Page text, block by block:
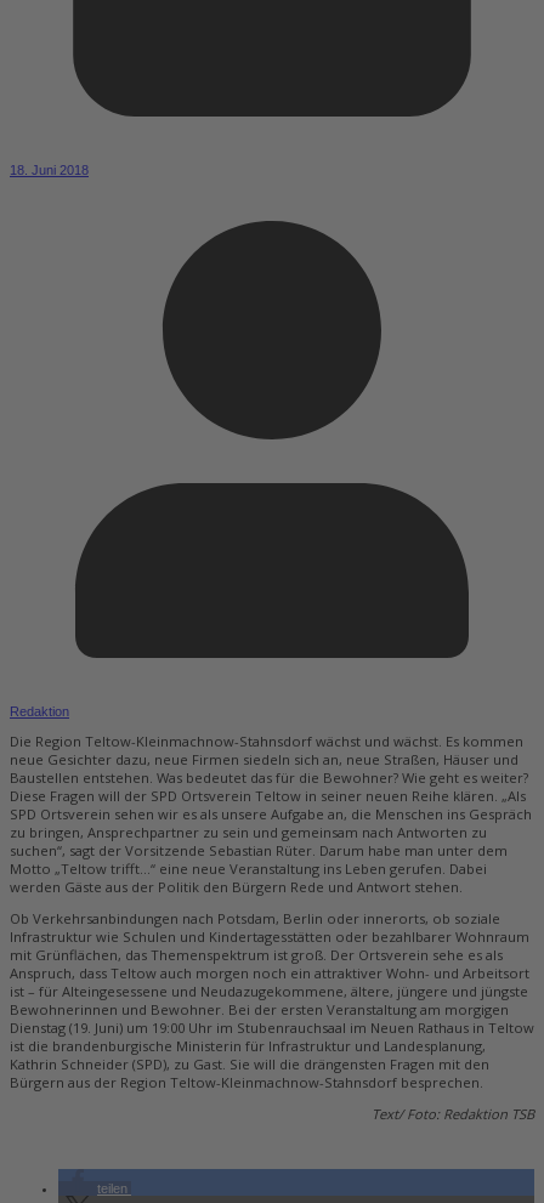
18. Juni 2018
Redaktion
Die Region Teltow-Kleinmachnow-Stahnsdorf wächst und wächst. Es kommen
neue Gesichter dazu, neue Firmen siedeln sich an, neue Straßen, Häuser und
Baustellen entstehen. Was bedeutet das für die Bewohner? Wie geht es weiter?
Diese Fragen will der SPD Ortsverein Teltow in seiner neuen Reihe klären. „Als
SPD Ortsverein sehen wir es als unsere Aufgabe an, die Menschen ins Gespräch
zu bringen, Ansprechpartner zu sein und gemeinsam nach Antworten zu
suchen“, sagt der Vorsitzende Sebastian Rüter. Darum habe man unter dem
Motto „Teltow trifft…“ eine neue Veranstaltung ins Leben gerufen. Dabei
werden Gäste aus der Politik den Bürgern Rede und Antwort stehen.
Ob Verkehrsanbindungen nach Potsdam, Berlin oder innerorts, ob soziale
Infrastruktur wie Schulen und Kindertagesstätten oder bezahlbarer Wohnraum
mit Grünflächen, das Themenspektrum ist groß. Der Ortsverein sehe es als
Anspruch, dass Teltow auch morgen noch ein attraktiver Wohn- und Arbeitsort
ist – für Alteingesessene und Neudazugekommene, ältere, jüngere und jüngste
Bewohnerinnen und Bewohner. Bei der ersten Veranstaltung am morgigen
Dienstag (19. Juni) um 19:00 Uhr im Stubenrauchsaal im Neuen Rathaus in Teltow
ist die brandenburgische Ministerin für Infrastruktur und Landesplanung,
Kathrin Schneider (SPD), zu Gast. Sie will die drängensten Fragen mit den
Bürgern aus der Region Teltow-Kleinmachnow-Stahnsdorf besprechen.
Text/ Foto: Redaktion TSB
teilen